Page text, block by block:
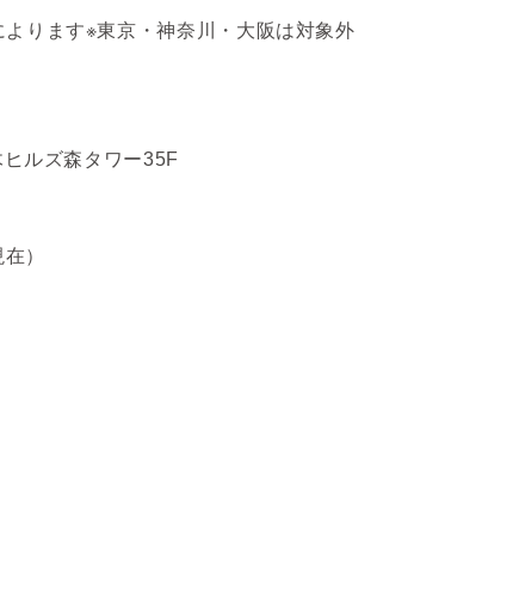
ります※東京・神奈川・大阪は対象外
ルズ森タワー35F
）